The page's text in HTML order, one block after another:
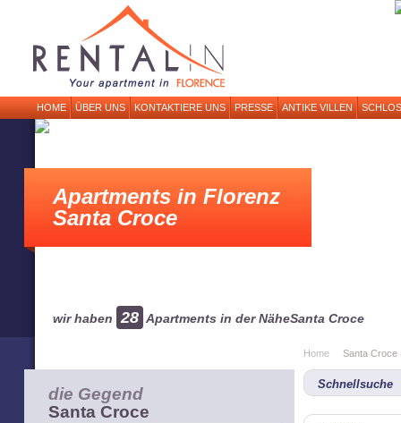
HOME ÜBER UNS KONTAKTIERE UNS PRESSE ANTIKE VILLEN
Apartments in Florenz
Santa Croce
wir haben 28 Apartments in der NäheSanta Croce
die Gegend
Santa Croce
Home Santa Croce
Schnellsuche